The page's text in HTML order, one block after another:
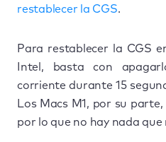
restablecer la CGS.
Para restablecer la CGS
Intel, basta con
corriente durante 15
Los Macs M1, por su
por lo que no hay nada que